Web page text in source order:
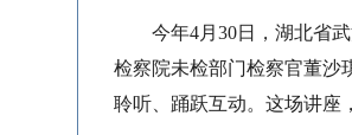
今年4月30日，湖北省
检察院未检部门检察官董沙
聆听、踊跃互动。这场讲座